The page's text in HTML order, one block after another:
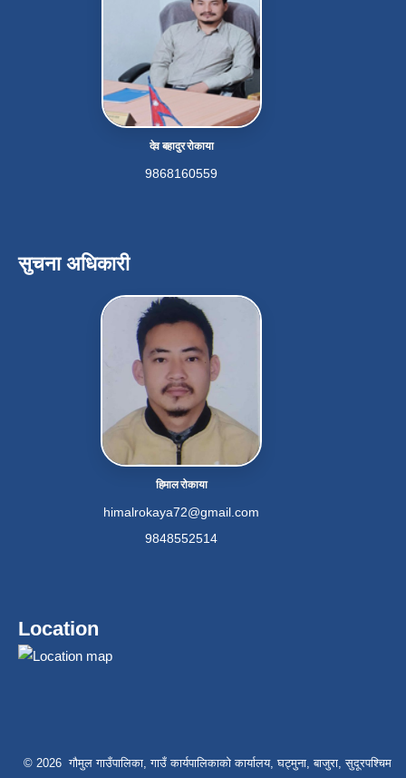
देव बहादुर रोकाया
9868160559
सुचना अधिकारी
हिमाल रोकाया
himalrokaya72@gmail.com
9848552514
Location
© 2026 गौमुल गाउँपालिका, गाउँ कार्यपालिकाको कार्यालय, घट्मुना, बाजुरा, सुदूरपश्चिम